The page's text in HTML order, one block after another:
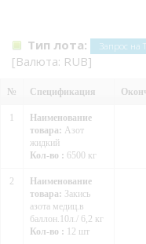
Тип лота: Запрос на
[Валюта: RUB]
№ Спецификация
Наименование
товара: Азот
жидкий
Кол-во : 6500 кг
2
Наименование
товара: Закись
азота медиц.в
баллон.10л./ 6,2 кг
Кол-во : 12 шт